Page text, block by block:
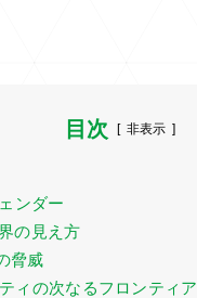
目次 [ 非表示 ]
ンダー
の見え方
脅威
ィの次なるフロンティア